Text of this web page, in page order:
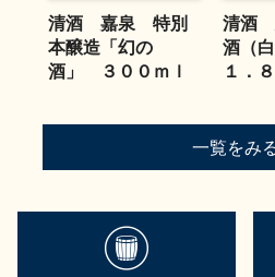
清酒 嘉泉 特別
本醸造「幻の
酒」 ３００ｍｌ
清酒
酒（
１．
一覧をみ